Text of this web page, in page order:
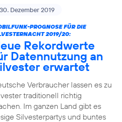
30. Dezember 2019
PROGNOSE FÜR DIE
2019/20:
Rekordwerte
Datennutzung an
erwartet
Verbraucher lassen es zu
traditionell richtig
Im ganzen Land gibt es
Silvesterpartys und buntes